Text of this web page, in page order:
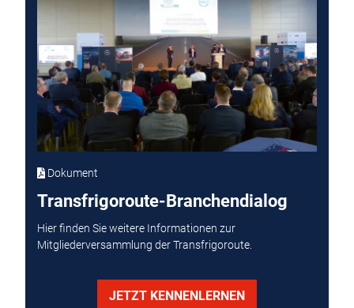
Dokument
Transfrigoroute-Branchendialog
Hier finden Sie weitere Informationen zur
Mitgliederversammlung der Transfrigoroute.
JETZT KENNENLERNEN